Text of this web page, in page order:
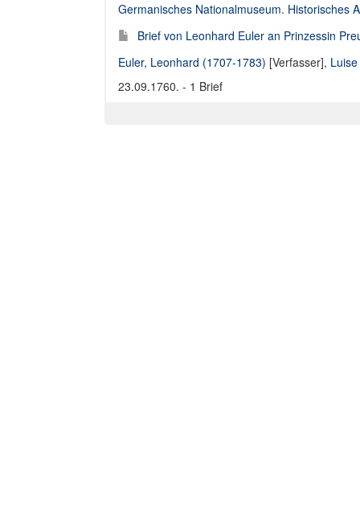
Germanisches Nationalmuseum. Historisches
Brief von Leonhard Euler an Prinzessin
Euler, Leonhard (1707-1783) [Verfasser],
23.09.1760. - 1 Brief